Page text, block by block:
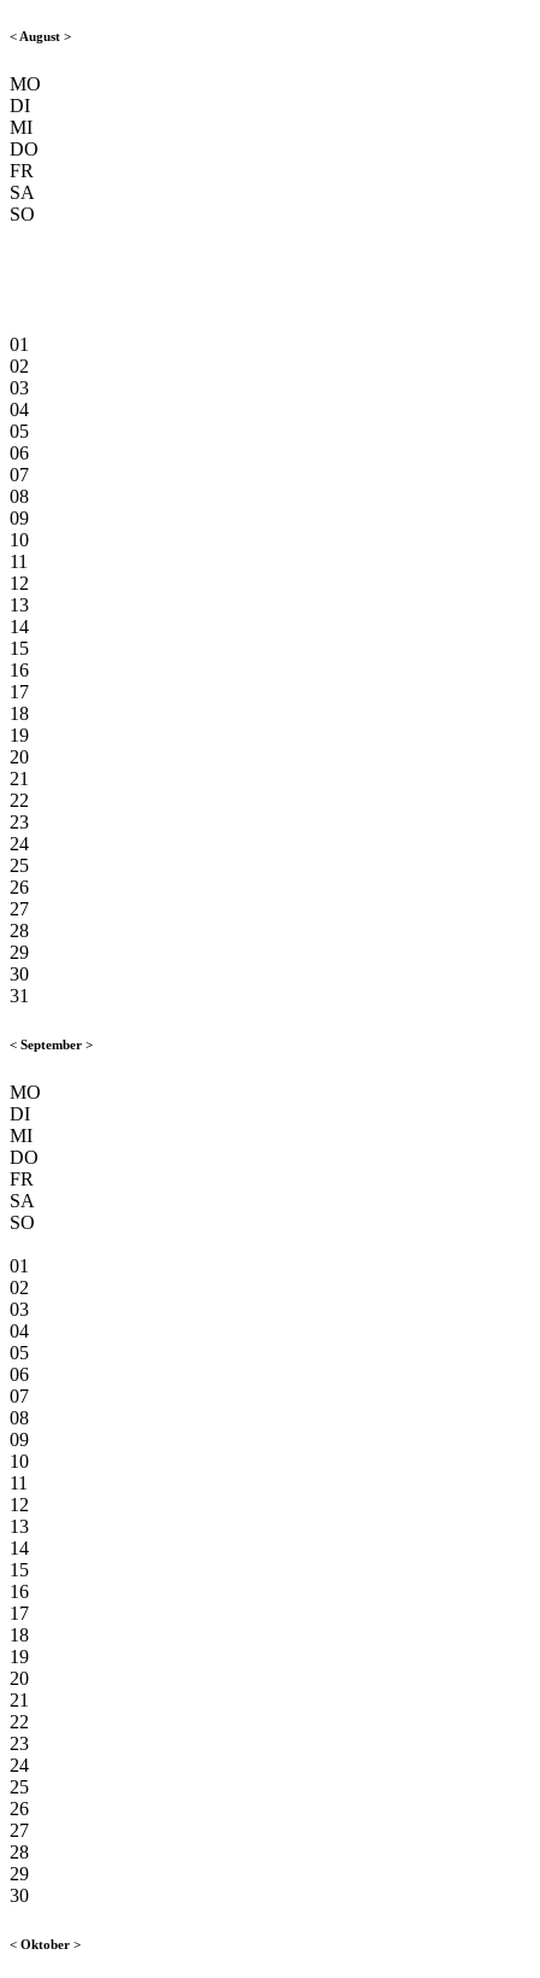
< August >
MO
DI
MI
DO
FR
SA
SO
01
02
03
04
05
06
07
08
09
10
11
12
13
14
15
16
17
18
19
20
21
22
23
24
25
26
27
28
29
30
31
< September >
MO
DI
MI
DO
FR
SA
SO
01
02
03
04
05
06
07
08
09
10
11
12
13
14
15
16
17
18
19
20
21
22
23
24
25
26
27
28
29
30
< Oktober >